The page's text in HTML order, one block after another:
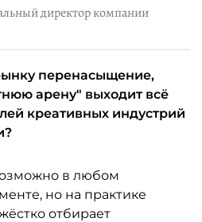
директор компании
перенасыщение,
арену" выходит всё
креативных индустрий
в любом
но на практике
отбирает